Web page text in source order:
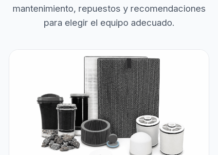
mantenimiento, repuestos y recomendaciones
para elegir el equipo adecuado.